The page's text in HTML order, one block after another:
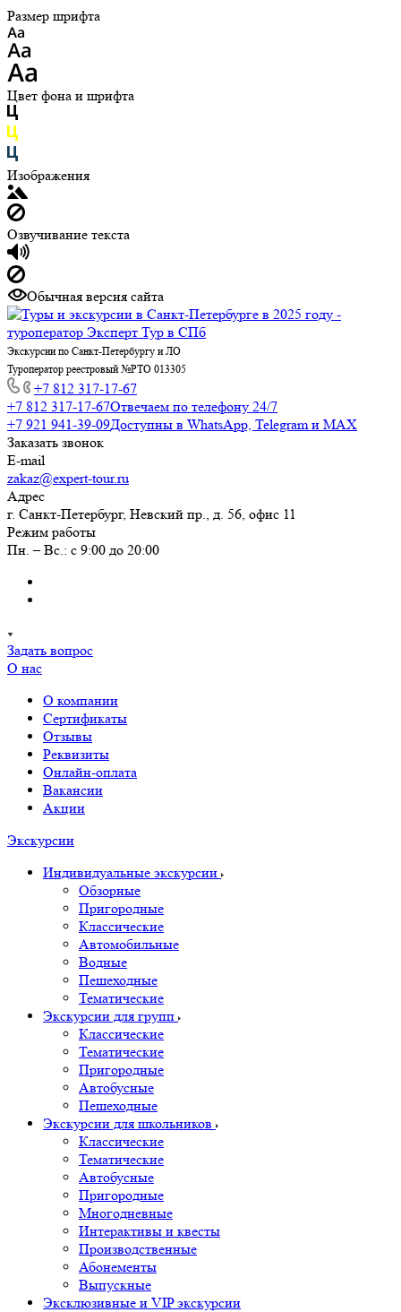
Размер шрифта
Цвет фона и шрифта
Изображения
Озвучивание текста
Обычная версия сайта
Экскурсии по Санкт-Петербургу и ЛО
Туроператор реестровый №РТО 013305
+7 812 317-17-67
+7 812 317-17-67Отвечаем по телефону 24/7
+7 921 941-39-09Доступны в WhatsApp, Telegram и MAX
Заказать звонок
E-mail
zakaz@expert-tour.ru
Адрес
г. Санкт-Петербург, Невский пр., д. 56, офис 11
Режим работы
Пн. – Вс.: с 9:00 до 20:00
Задать вопрос
О нас
О компании
Сертификаты
Отзывы
Реквизиты
Онлайн-оплата
Вакансии
Акции
Экскурсии
Индивидуальные экскурсии
Обзорные
Пригородные
Классические
Автомобильные
Водные
Пешеходные
Тематические
Экскурсии для групп
Классические
Тематические
Пригородные
Автобусные
Пешеходные
Экскурсии для школьников
Классические
Тематические
Автобусные
Пригородные
Многодневные
Интерактивы и квесты
Производственные
Абонементы
Выпускные
Эксклюзивные и VIP экскурсии